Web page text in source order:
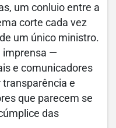
um conluio entre a
corte cada vez
um único ministro.
imprensa —
e comunicadores
e
que parecem se
das